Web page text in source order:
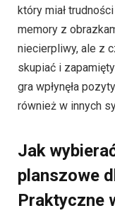
który miał
memory z
niecierpliwy, ale z
skupiać i
gra wpłynęła
również w innych
Jak
planszowe
Praktyczne